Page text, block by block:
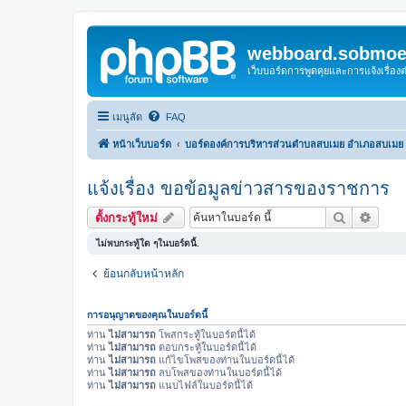
เว็บบอร์ดการพูดคุยและการแจ้งเรื่อ
เมนูลัด FAQ
หน้าเว็บบอร์ด บอร์ดองค์การบริหารส่วนตำบลสบเมย อำเภอสบเม
แจ้งเรื่อง ขอข้อมูลข่าวสารของราชการ
ตั้งกระทู้ใหม่ ค้นหา
ไม่พบกระทู้ใด ๆในบอร์ดนี้.
ย้อนกลับหน้าหลัก
การอนุญาตของคุณในบอร์ดนี้
ท่านไม่สามารถ โพสกระทู้ในบอร์ดนี้ได้
ท่านไม่สามารถ ตอบกระทู้ในบอร์ดนี้ได้
ท่านไม่สามารถ แก้ไขโพสของท่านในบอร์ดนี้ได้
ท่านไม่สามารถ ลบโพสของท่านในบอร์ดนี้ได้
ท่านไม่สามารถ แนบไฟล์ในบอร์ดนี้ได้